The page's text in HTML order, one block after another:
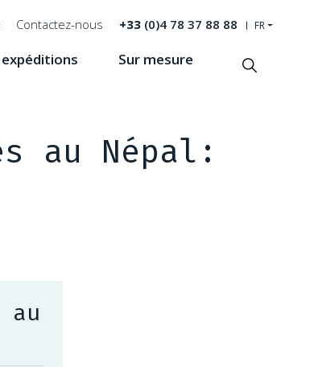
Contactez-nous +33(0)4 78 37 88 88 FR
Sur mesure
au Népal:
au